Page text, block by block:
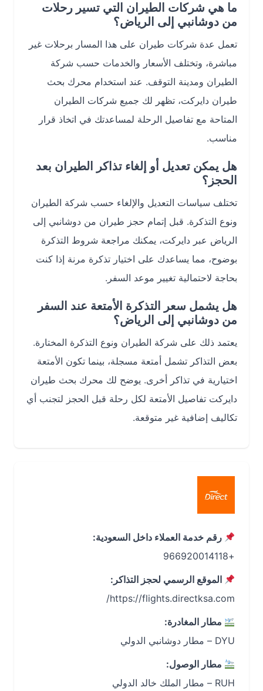
ما هي شركات الطيران التي تسير رحلات
من دوشانبي إلى الرياض؟
تعمل عدة شركات طيران على هذا المسار برحلات غير
مباشرة، وتختلف الأسعار والخدمات حسب شركة
الطيران ومدينة التوقف. عند استخدام محرك بحث
طيران دايركت، تظهر لك جميع شركات الطيران
المتاحة مع تفاصيل الرحلة لمساعدتك في اتخاذ قرار
مناسب.
هل يمكن تعديل أو إلغاء تذاكر الطيران بعد
الحجز؟
تختلف سياسات التعديل والإلغاء حسب شركة الطيران
ونوع التذكرة. قبل إتمام حجز طيران من دوشانبي إلى
الرياض عبر دايركت، يمكنك مراجعة شروط التذكرة
بوضوح، مما يساعدك على اختيار تذكرة مرنة إذا كنت
بحاجة لاحتمالية تغيير موعد السفر.
هل يشمل سعر التذكرة الأمتعة عند السفر
من دوشانبي إلى الرياض؟
يعتمد ذلك على شركة الطيران ونوع التذكرة المختارة.
بعض التذاكر تشمل أمتعة مسجلة، بينما تكون الأمتعة
اختيارية في تذاكر أخرى. يوضح لك محرك بحث طيران
دايركت تفاصيل الأمتعة لكل رحلة قبل الحجز لتجنب أي
تكاليف إضافية غير متوقعة.
رقم خدمة العملاء داخل السعودية:
الموقع الرسمي لحجز التذاكر:
https://flights.directksa.com/
مطار المغادرة:
مطار الوصول: